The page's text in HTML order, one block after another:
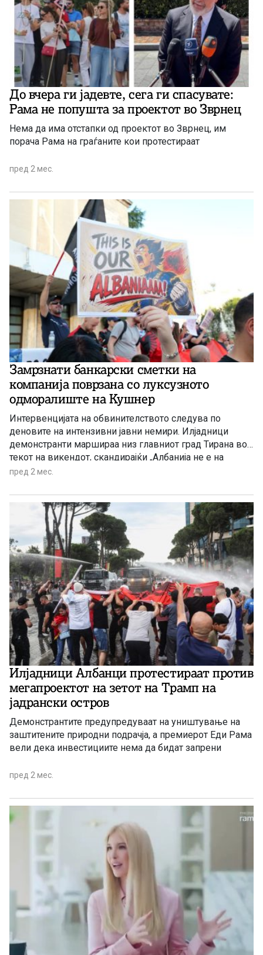
До вчера ги јадевте, сега ги спасувате:
Рама не попушта за проектот во Зврнец
Нема да има отстапки од проектот во Зврнец, им
порача Рама на граѓаните кои протестираат
пред 2 мес.
Замрзнати банкарски сметки на
компанија поврзана со луксузното
одморалиште на Кушнер
Интервенцијата на обвинителството следува по
деновите на интензивни јавни немири. Илјадници
демонстранти маршираа низ главниот град Тирана во
текот на викендот, скандирајќи „Албанија не е на
продажба“
пред 2 мес.
Илјадници Албанци протестираат против
мегапроектот на зетот на Трамп на
јадрански остров
Демонстрантите предупредуваат на уништување на
заштитените природни подрачја, а премиерот Еди Рама
вели дека инвестициите нема да бидат запрени
пред 2 мес.